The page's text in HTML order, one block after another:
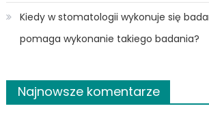
Kiedy w stomatologii wykonuje się
pomaga wykonanie takiego badania?
Najnowsze komentarze